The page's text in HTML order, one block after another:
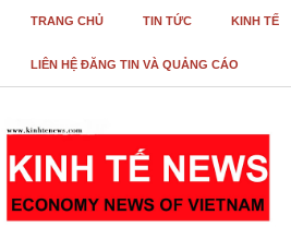
TRANG CHỦ TIN TỨC KINH TẾ
LIÊN HỆ ĐĂNG TIN VÀ QUẢNG CÁO